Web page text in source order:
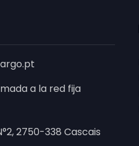
a la red fija
2750-338 Cascais